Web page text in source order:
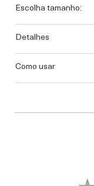
escolha tamanho:
detalhes
como usar